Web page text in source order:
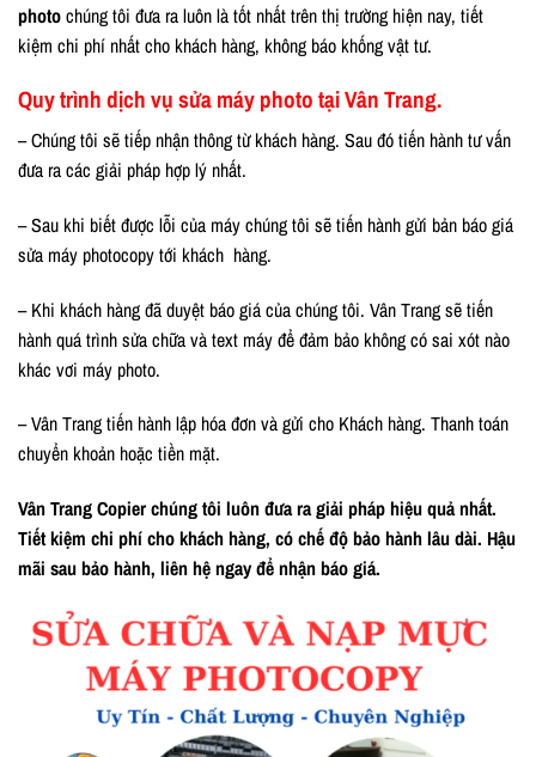
photochúng tôi đưa ra luôn là tốt nhất trên thị trường hiện nay, tiết
kiệm chi phí nhất cho khách hàng, không báo khống vật tư.
Quy trình dịch vụ sửa máy photo tại Vân Trang.
– Chúng tôi sẽ tiếp nhận thông từ khách hàng. Sau đó tiến hành tư vấn
đưa ra các giải pháp hợp lý nhất.
– Sau khi biết được lỗi của máy chúng tôi sẽ tiến hành gửi bản báo giá
sửa máy photocopy tới khách hàng.
– Khi khách hàng đã duyệt báo giá của chúng tôi. Vân Trang sẽ tiến
hành quá trình sửa chữa và text máy để đảm bảo không có sai xót nào
khác vơi máy photo.
– Vân Trang tiến hành lập hóa đơn và gửi cho Khách hàng. Thanh toán
chuyển khoản hoặc tiền mặt.
Vân Trang Copier chúng tôi luôn đưa ra giải pháp hiệu quả nhất.
Tiết kiệm chi phí cho khách hàng, có chế độ bảo hành lâu dài. Hậu
mãi sau bảo hành, liên hệ ngay để nhận báo giá.